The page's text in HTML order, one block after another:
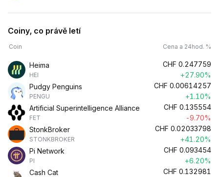
Coiny, co právě letí
Coin Cena a 24hod. %
Heima
HEI
CHF 0.247759
+27.90%
Pudgy Penguins
PENGU
CHF 0.00614257
+1.10%
Artificial Superintelligence Alliance
FET
CHF 0.135554
-9.70%
StonkBroker
STONKBROKER
CHF 0.02033798
+41.20%
Pi Network
PI
CHF 0.093454
+6.20%
Cash Cat
CHF 0.132981